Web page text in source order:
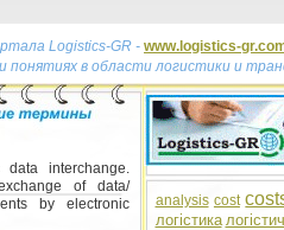
Logistics-GR - www.logistics-
понятиях в области логистики и
data interchange.
of data/
by electronic
analysis cost
логістика